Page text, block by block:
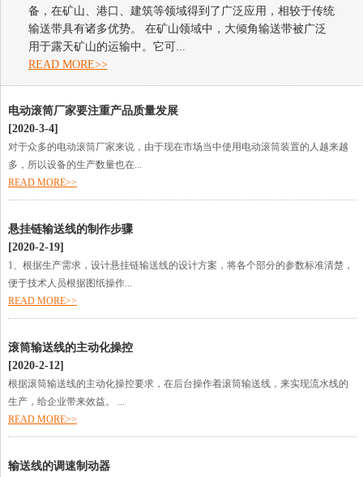
备，在矿山、港口、建筑等领域得到了广泛应用，相较于传统
输送带具有诸多优势。 在矿山领域中，大倾角输送带被广泛
用于露天矿山的运输中。它可...
READ MORE>>
电动滚筒厂家要注重产品质量发展
[2020-3-4]
对于众多的电动滚筒厂家来说，由于现在市场当中使用电动滚筒装置的人越来越
多，所以设备的生产数量也在...
READ MORE>>
悬挂链输送线的制作步骤
[2020-2-19]
1、根据生产需求，设计悬挂链输送线的设计方案，将各个部分的参数标准清楚，
便于技术人员根据图纸操作...
READ MORE>>
滚筒输送线的主动化操控
[2020-2-12]
根据滚筒输送线的主动化操控要求，在后台操作着滚筒输送线，来实现流水线的
生产，给企业带来效益。 ...
READ MORE>>
输送线的调速制动器